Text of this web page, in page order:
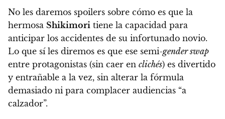
No les daremos spoilers sobre cómo es que la
hermosa Shikimori tiene la capacidad para
anticipar los accidentes de su infortunado novio.
Lo que sí les diremos es que ese semi-gender swap
entre protagonistas (sin caer en clichés) es divertido
y entrañable a la vez, sin alterar la fórmula
demasiado ni para complacer audiencias “a
calzador”.